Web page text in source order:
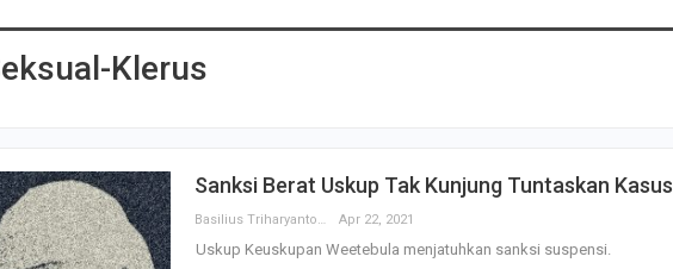
Klerus
Sanksi Berat Uskup Tak Kunjung Tuntaskan Kasus
Apr 22, 2021
Uskup Keuskupan Weetebula menjatuhkan sanksi suspensi.